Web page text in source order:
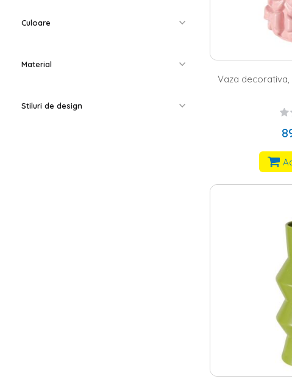
Vaza decorativa,
Culoare
Material
Stiluri de design